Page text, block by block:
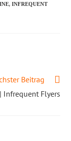
, INFREQUENT
Beitrag
Infrequent Flyers